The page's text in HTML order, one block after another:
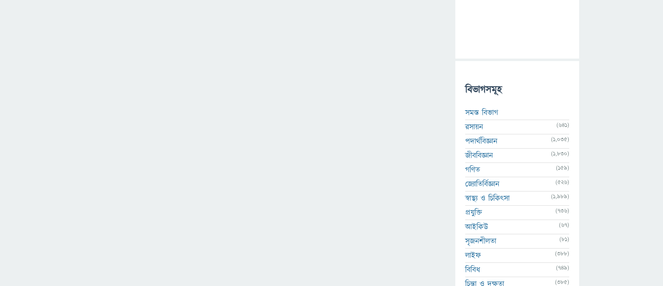
বিভাগসমূহ
সমস্ত বিভাগ
রসায়ন
(641)
পদার্থবিজ্ঞান (1,035)
জীববিজ্ঞান (1,830)
গণিত (159)
জ্যোতির্বিজ্ঞান (526)
স্বাস্থ্য ও চিকিৎসা (1,989)
প্রযুক্তি (736)
আইকিউ (67)
সৃজনশীলতা (81)
লাইফ (388)
বিবিধ (749)
চিন্তা ও দক্ষতা (385)